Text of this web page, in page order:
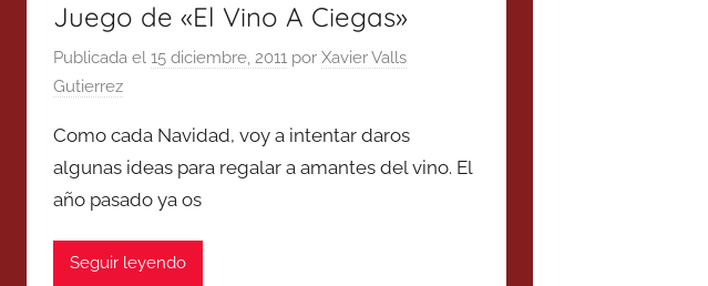
Juego de «El Vino A Ciegas»
Publicada el 15 diciembre, 2011 por Xavier Valls
Gutierrez
Como cada Navidad, voy a intentar daros
algunas ideas para regalar a amantes del vino. El
año pasado ya os
Seguir leyendo